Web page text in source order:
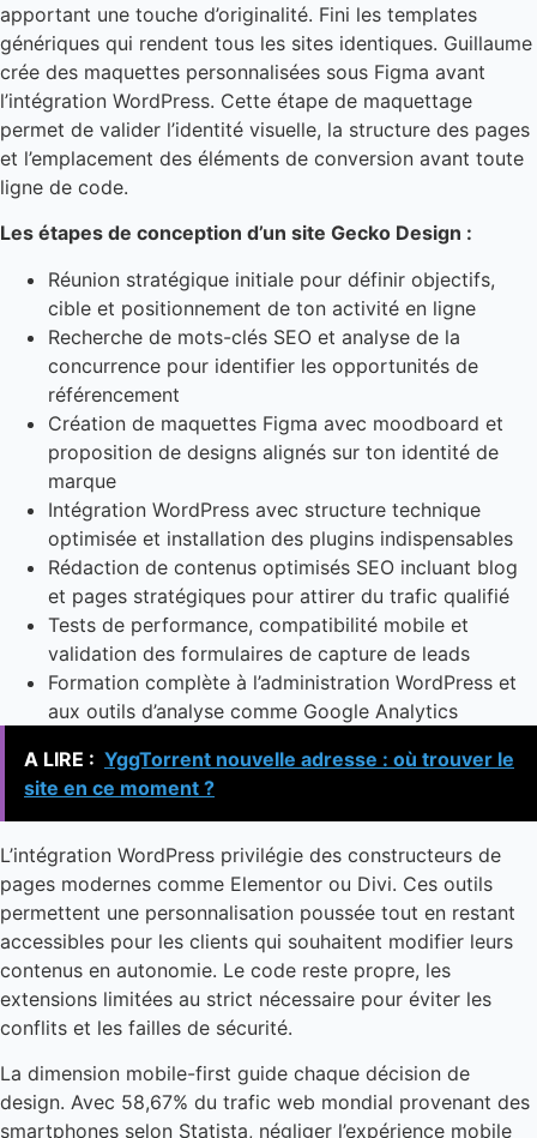
apportant une touche d’originalité. Fini les templates
génériques qui rendent tous les sites identiques. Guillaume
crée des maquettes personnalisées sous Figma avant
l’intégration WordPress. Cette étape de maquettage
permet de valider l’identité visuelle, la structure des pages
et l’emplacement des éléments de conversion avant toute
ligne de code.
Les étapes de conception d’un site Gecko Design :
Réunion stratégique initiale pour définir objectifs,
cible et positionnement de ton activité en ligne
Recherche de mots-clés SEO et analyse de la
concurrence pour identifier les opportunités de
référencement
Création de maquettes Figma avec moodboard et
proposition de designs alignés sur ton identité de
marque
Intégration WordPress avec structure technique
optimisée et installation des plugins indispensables
Rédaction de contenus optimisés SEO incluant blog
et pages stratégiques pour attirer du trafic qualifié
Tests de performance, compatibilité mobile et
validation des formulaires de capture de leads
Formation complète à l’administration WordPress et
aux outils d’analyse comme Google Analytics
A LIRE : YggTorrent nouvelle adresse : où trouver le
site en ce moment ?
L’intégration WordPress privilégie des constructeurs de
pages modernes comme Elementor ou Divi. Ces outils
permettent une personnalisation poussée tout en restant
accessibles pour les clients qui souhaitent modifier leurs
contenus en autonomie. Le code reste propre, les
extensions limitées au strict nécessaire pour éviter les
conflits et les failles de sécurité.
La dimension mobile-first guide chaque décision de
design. Avec 58,67% du trafic web mondial provenant des
smartphones selon Statista, négliger l’expérience mobile